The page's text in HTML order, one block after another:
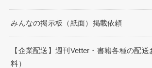
みんなの掲示板（紙面）掲載依頼
【企業配送】週刊Vetter・書籍各種の配送
料）